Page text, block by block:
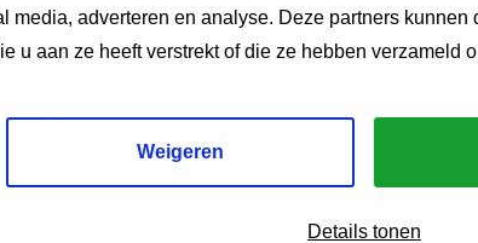
media, adverteren en analyse. Deze partners
u aan ze heeft verstrekt of die ze hebben verzameld
Weigeren
Details tonen
het moment dat ouders snakken naar rust, staan
voor. Schiet hen te hulp, noteert Igor Ivakic,